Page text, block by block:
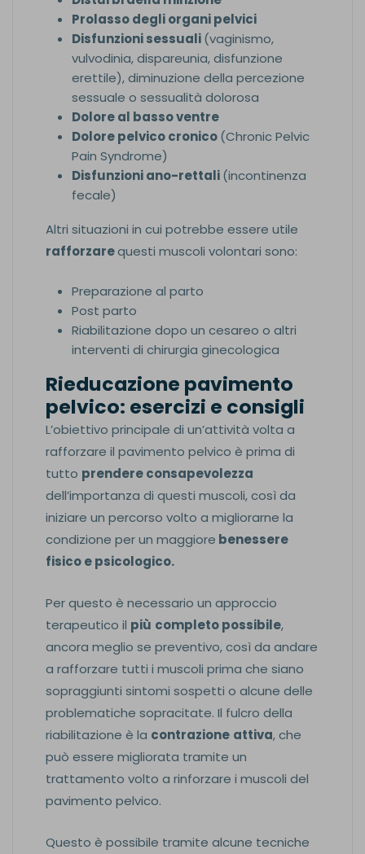
Prolasso degli organi pelvici
Disfunzioni sessuali(vaginismo,
vulvodinia, dispareunia, disfunzione
erettile), diminuzione della percezione
sessuale o sessualità dolorosa
Dolore al basso ventre
Dolore pelvico cronico(Chronic Pelvic
Pain Syndrome)
Disfunzioni ano-rettali(incontinenza
fecale)
Altri situazioni in cui potrebbe essere utile
rafforzarequesti muscoli volontari sono:
Preparazione al parto
Post parto
Riabilitazione dopo un cesareo o altri
interventi di chirurgia ginecologica
Rieducazione pavimento
pelvico: esercizi e consigli
L’obiettivo principale di un’attività volta a
rafforzare il pavimento pelvico è prima di
tutto prendere consapevolezza
dell’importanza di questi muscoli, così da
iniziare un percorso volto a migliorarne la
condizione per un maggiore benessere
fisico e psicologico.
Per questo è necessario un approccio
terapeutico il più completo possibile,
ancora meglio se preventivo, così da andare
a rafforzare tutti i muscoli prima che siano
sopraggiunti sintomi sospetti o alcune delle
problematiche sopracitate. Il fulcro della
riabilitazione è la contrazione attiva, che
può essere migliorata tramite un
trattamento volto a rinforzare i muscoli del
pavimento pelvico.
Questo è possibile tramite alcune tecniche